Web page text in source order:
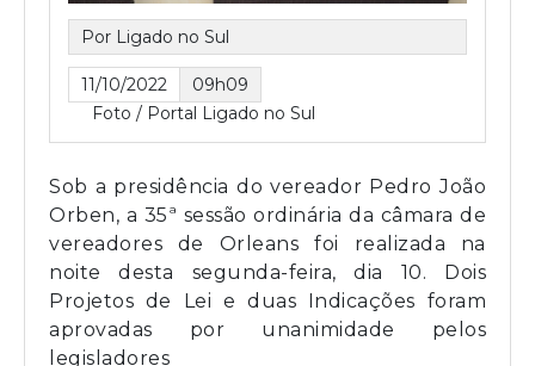
Por Ligado no Sul
11/10/2022
09h09
Foto / Portal Ligado no Sul
Sob a presidência do vereador Pedro João
Orben, a 35ª sessão ordinária da câmara de
vereadores de Orleans foi realizada na
noite desta segunda-feira, dia 10. Dois
Projetos de Lei e duas Indicações foram
aprovadas por unanimidade pelos
legisladores